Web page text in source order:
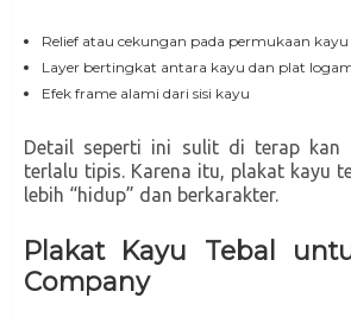
Relief atau cekungan pada permukaan kayu
Layer bertingkat antara kayu dan plat
Efek frame alami dari sisi kayu
Detail seperti ini sulit di terap kan
terlalu tipis. Karena itu, plakat kayu
lebih “hidup” dan berkarakter.
Plakat Kayu Tebal
Company